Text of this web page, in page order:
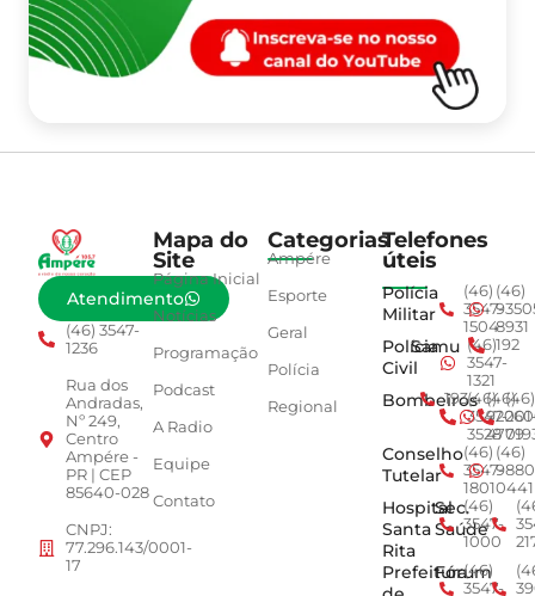
Atendimento
(46) 3547-
1236
Rua dos
Andradas,
Nº 249,
Centro
Ampére -
PR | CEP
85640-028
CNPJ:
77.296.143/0001-
17
Mapa do
Site
Página Inicial
Notícias
Programação
Podcast
A Radio
Equipe
Contato
Categorias
Ampére
Esporte
Geral
Polícia
Regional
Telefones
úteis
Polícia
Militar
(46)
3547-
1504
(46)
8931
Polícia
Civil
Samu (46)
3547-
1321
192
Bombeiros
193(46)
3547-
3528
(46)
4779
(46)
Conselho
Tutelar
(46)
3547-
1801
(46)
0441
Hospital
Santa
Rita
Sec.
Saúde
(46)
3547-
1000
Prefeitura
Fórum
(46)
3547-